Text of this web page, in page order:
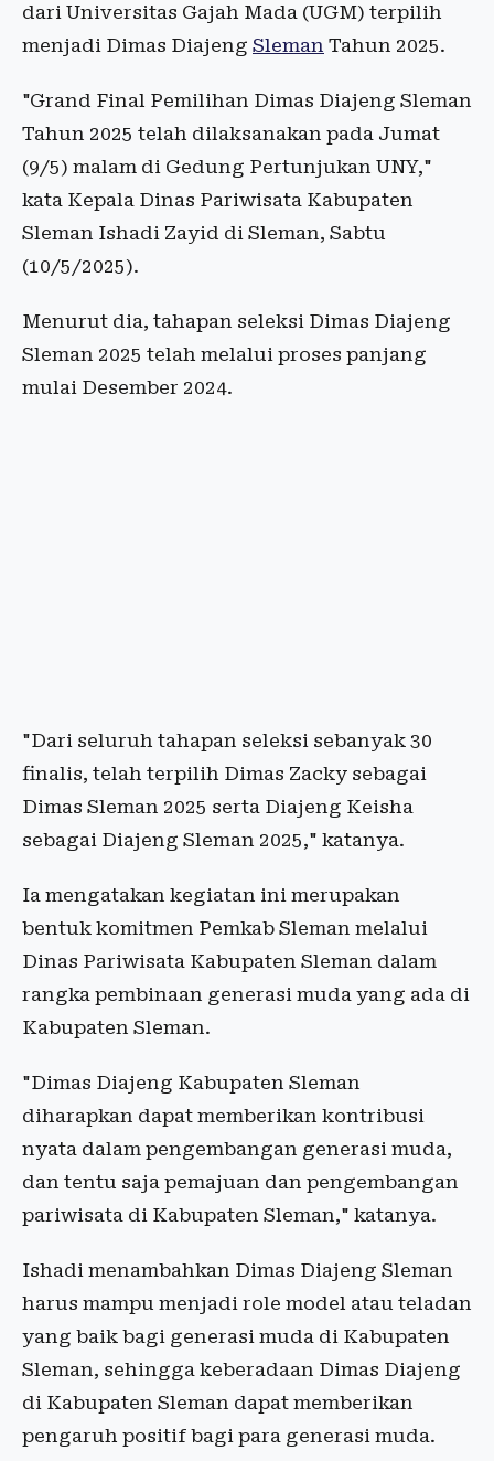
dari Universitas Gajah Mada (UGM) terpilih
menjadi Dimas Diajeng Sleman Tahun 2025.
"Grand Final Pemilihan Dimas Diajeng Sleman
Tahun 2025 telah dilaksanakan pada Jumat
(9/5) malam di Gedung Pertunjukan UNY,"
kata Kepala Dinas Pariwisata Kabupaten
Sleman Ishadi Zayid di Sleman, Sabtu
(10/5/2025).
Menurut dia, tahapan seleksi Dimas Diajeng
Sleman 2025 telah melalui proses panjang
mulai Desember 2024.
"Dari seluruh tahapan seleksi sebanyak 30
finalis, telah terpilih Dimas Zacky sebagai
Dimas Sleman 2025 serta Diajeng Keisha
sebagai Diajeng Sleman 2025," katanya.
Ia mengatakan kegiatan ini merupakan
bentuk komitmen Pemkab Sleman melalui
Dinas Pariwisata Kabupaten Sleman dalam
rangka pembinaan generasi muda yang ada di
Kabupaten Sleman.
"Dimas Diajeng Kabupaten Sleman
diharapkan dapat memberikan kontribusi
nyata dalam pengembangan generasi muda,
dan tentu saja pemajuan dan pengembangan
pariwisata di Kabupaten Sleman," katanya.
Ishadi menambahkan Dimas Diajeng Sleman
harus mampu menjadi role model atau teladan
yang baik bagi generasi muda di Kabupaten
Sleman, sehingga keberadaan Dimas Diajeng
di Kabupaten Sleman dapat memberikan
pengaruh positif bagi para generasi muda.